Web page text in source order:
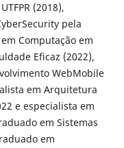
(2018),
pela
Computação em
Eficaz (2022),
WebMobile
em Arquitetura
e especialista em
em Sistemas
em